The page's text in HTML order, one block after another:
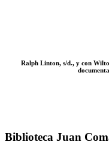
Ralph Linton, s/d., y con
Biblioteca Juan